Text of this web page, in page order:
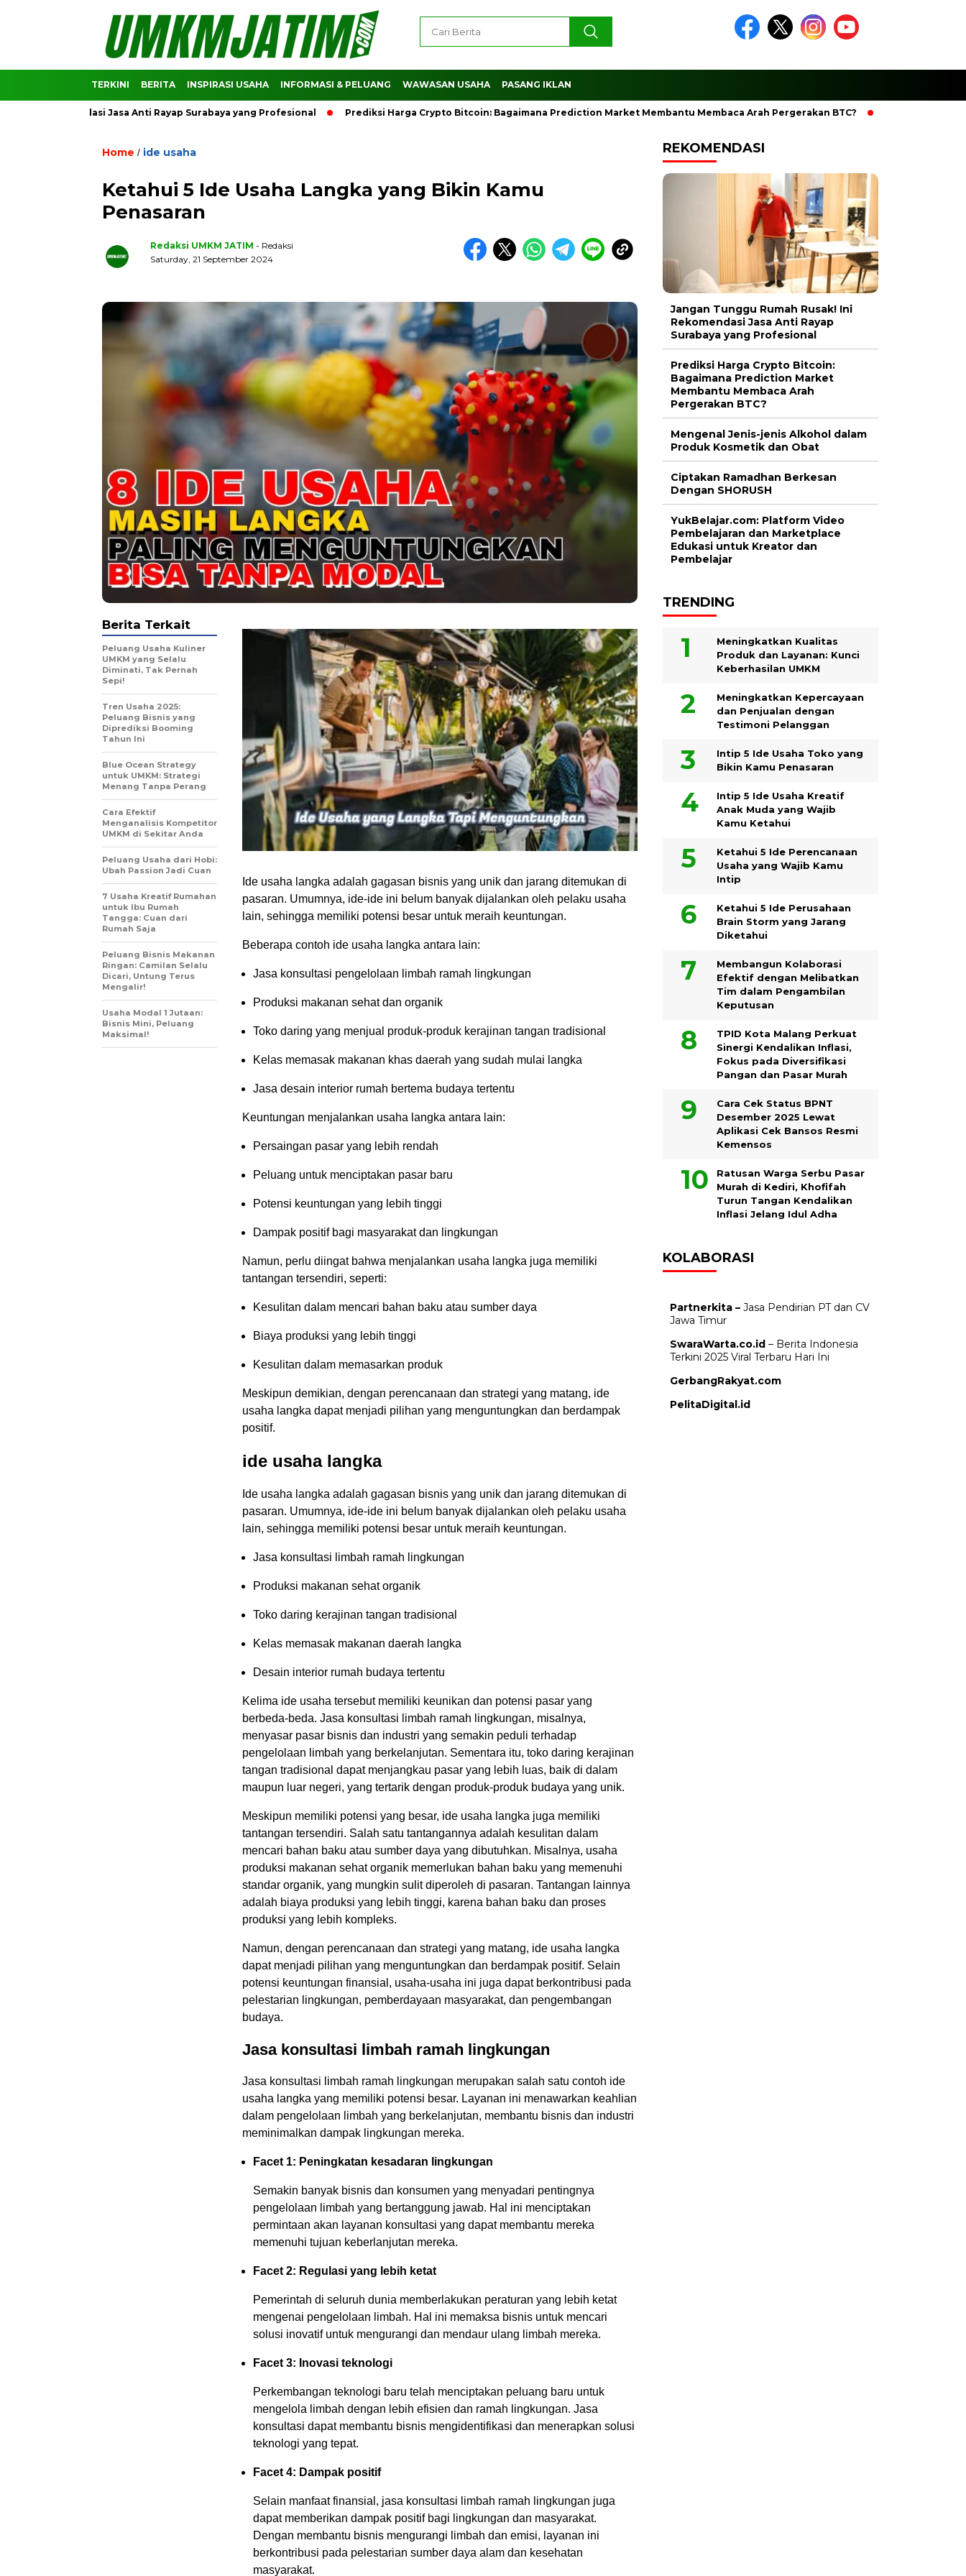
TERKINI BERITA INSPIRASI USAHA INFORMASI & PELUANG WAWASAN USAHA PASANG IKLAN
Jasa Anti Rayap Surabaya yang Profesional Prediksi Harga Crypto Bitcoin: Bagaimana Prediction Market Membantu Membaca Arah Pergerakan BTC? Ciptakan Ramadhan
Home / ide usaha
Ketahui 5 Ide Usaha Langka yang Bikin Kamu
Penasaran
Redaksi UMKM JATIM - Redaksi
Saturday, 21 September 2024
Ide usaha langka adalah gagasan bisnis yang unik dan jarang ditemukan di
pasaran. Umumnya, ide-ide ini belum banyak dijalankan oleh pelaku usaha
lain, sehingga memiliki potensi besar untuk meraih keuntungan.
Beberapa contoh ide usaha langka antara lain:
Jasa konsultasi pengelolaan limbah ramah lingkungan
Produksi makanan sehat dan organik
Toko daring yang menjual produk-produk kerajinan tangan tradisional
Kelas memasak makanan khas daerah yang sudah mulai langka
Jasa desain interior rumah bertema budaya tertentu
Keuntungan menjalankan usaha langka antara lain:
Persaingan pasar yang lebih rendah
Peluang untuk menciptakan pasar baru
Potensi keuntungan yang lebih tinggi
Dampak positif bagi masyarakat dan lingkungan
Namun, perlu diingat bahwa menjalankan usaha langka juga memiliki
tantangan tersendiri, seperti:
Kesulitan dalam mencari bahan baku atau sumber daya
Biaya produksi yang lebih tinggi
Kesulitan dalam memasarkan produk
Meskipun demikian, dengan perencanaan dan strategi yang matang, ide
usaha langka dapat menjadi pilihan yang menguntungkan dan berdampak
positif.
ide usaha langka
Ide usaha langka adalah gagasan bisnis yang unik dan jarang ditemukan di
pasaran. Umumnya, ide-ide ini belum banyak dijalankan oleh pelaku usaha
lain, sehingga memiliki potensi besar untuk meraih keuntungan.
Jasa konsultasi limbah ramah lingkungan
Produksi makanan sehat organik
Toko daring kerajinan tangan tradisional
Kelas memasak makanan daerah langka
Desain interior rumah budaya tertentu
Kelima ide usaha tersebut memiliki keunikan dan potensi pasar yang
berbeda-beda. Jasa konsultasi limbah ramah lingkungan, misalnya,
menyasar pasar bisnis dan industri yang semakin peduli terhadap
pengelolaan limbah yang berkelanjutan. Sementara itu, toko daring kerajinan
tangan tradisional dapat menjangkau pasar yang lebih luas, baik di dalam
maupun luar negeri, yang tertarik dengan produk-produk budaya yang unik.
Meskipun memiliki potensi yang besar, ide usaha langka juga memiliki
tantangan tersendiri. Salah satu tantangannya adalah kesulitan dalam
mencari bahan baku atau sumber daya yang dibutuhkan. Misalnya, usaha
produksi makanan sehat organik memerlukan bahan baku yang memenuhi
standar organik, yang mungkin sulit diperoleh di pasaran. Tantangan lainnya
adalah biaya produksi yang lebih tinggi, karena bahan baku dan proses
produksi yang lebih kompleks.
Namun, dengan perencanaan dan strategi yang matang, ide usaha langka
dapat menjadi pilihan yang menguntungkan dan berdampak positif. Selain
potensi keuntungan finansial, usaha-usaha ini juga dapat berkontribusi pada
pelestarian lingkungan, pemberdayaan masyarakat, dan pengembangan
budaya.
Jasa konsultasi limbah ramah lingkungan
Jasa konsultasi limbah ramah lingkungan merupakan salah satu contoh ide
usaha langka yang memiliki potensi besar. Layanan ini menawarkan keahlian
dalam pengelolaan limbah yang berkelanjutan, membantu bisnis dan industri
meminimalkan dampak lingkungan mereka.
Facet 1: Peningkatan kesadaran lingkungan
Semakin banyak bisnis dan konsumen yang menyadari pentingnya
pengelolaan limbah yang bertanggung jawab. Hal ini menciptakan
permintaan akan layanan konsultasi yang dapat membantu mereka
memenuhi tujuan keberlanjutan mereka.
Facet 2: Regulasi yang lebih ketat
Pemerintah di seluruh dunia memberlakukan peraturan yang lebih ketat
mengenai pengelolaan limbah. Hal ini memaksa bisnis untuk mencari
solusi inovatif untuk mengurangi dan mendaur ulang limbah mereka.
Facet 3: Inovasi teknologi
Perkembangan teknologi baru telah menciptakan peluang baru untuk
mengelola limbah dengan lebih efisien dan ramah lingkungan. Jasa
konsultasi dapat membantu bisnis mengidentifikasi dan menerapkan solusi
teknologi yang tepat.
Facet 4: Dampak positif
Selain manfaat finansial, jasa konsultasi limbah ramah lingkungan juga
dapat memberikan dampak positif bagi lingkungan dan masyarakat.
Dengan membantu bisnis mengurangi limbah dan emisi, layanan ini
berkontribusi pada pelestarian sumber daya alam dan kesehatan
masyarakat.
Berita Terkait
Peluang Usaha Kuliner
UMKM yang Selalu
Diminati, Tak Pernah
Sepi!
Tren Usaha 2025:
Peluang Bisnis yang
Diprediksi Booming
Tahun Ini
Blue Ocean Strategy
untuk UMKM: Strategi
Menang Tanpa Perang
Cara Efektif
Menganalisis Kompetitor
UMKM di Sekitar Anda
Peluang Usaha dari Hobi:
Ubah Passion Jadi Cuan
7 Usaha Kreatif Rumahan
untuk Ibu Rumah
Tangga: Cuan dari
Rumah Saja
Peluang Bisnis Makanan
Ringan: Camilan Selalu
Dicari, Untung Terus
Mengalir!
Usaha Modal 1 Jutaan:
Bisnis Mini, Peluang
Maksimal!
REKOMENDASI
Jangan Tunggu Rumah Rusak! Ini
Rekomendasi Jasa Anti Rayap
Surabaya yang Profesional
Prediksi Harga Crypto Bitcoin:
Bagaimana Prediction Market
Membantu Membaca Arah
Pergerakan BTC?
Mengenal Jenis-jenis Alkohol dalam
Produk Kosmetik dan Obat
Ciptakan Ramadhan Berkesan
Dengan SHORUSH
YukBelajar.com: Platform Video
Pembelajaran dan Marketplace
Edukasi untuk Kreator dan
Pembelajar
TRENDING
Meningkatkan Kualitas
Produk dan Layanan: Kunci
Keberhasilan UMKM
Meningkatkan Kepercayaan
dan Penjualan dengan
Testimoni Pelanggan
Intip 5 Ide Usaha Toko yang
Bikin Kamu Penasaran
Intip 5 Ide Usaha Kreatif
Anak Muda yang Wajib
Kamu Ketahui
Ketahui 5 Ide Perencanaan
Usaha yang Wajib Kamu
Intip
Ketahui 5 Ide Perusahaan
Brain Storm yang Jarang
Diketahui
Membangun Kolaborasi
Efektif dengan Melibatkan
Tim dalam Pengambilan
Keputusan
TPID Kota Malang Perkuat
Sinergi Kendalikan Inflasi,
Fokus pada Diversifikasi
Pangan dan Pasar Murah
Cara Cek Status BPNT
Desember 2025 Lewat
Aplikasi Cek Bansos Resmi
Kemensos
Ratusan Warga Serbu Pasar
Murah di Kediri, Khofifah
Turun Tangan Kendalikan
Inflasi Jelang Idul Adha
KOLABORASI
Partnerkita – Jasa Pendirian PT dan CV
Jawa Timur
SwaraWarta.co.id – Berita Indonesia
Terkini 2025 Viral Terbaru Hari Ini
GerbangRakyat.com
PelitaDigital.id